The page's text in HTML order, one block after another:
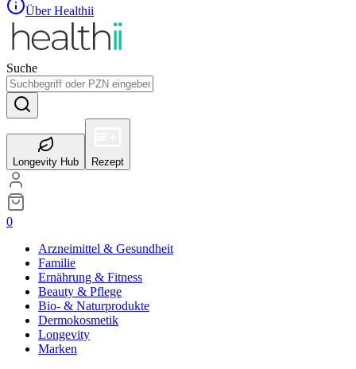
Über Healthii
Suche
Longevity Hub Rezept
0
Arzneimittel & Gesundheit
Familie
Ernährung & Fitness
Beauty & Pflege
Bio- & Naturprodukte
Dermokosmetik
Longevity
Marken